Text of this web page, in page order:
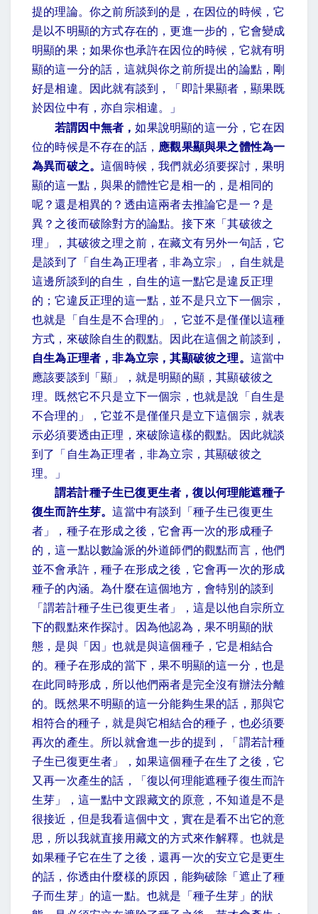
提的理論。你之前所談到的是，在因位的時候，它
是以不明顯的方式存在的，更進一步的，它會變成
明顯的果；如果你也承許在因位的時候，它就有明
顯的這一分的話，這就與你之前所提出的論點，剛
好是相違。因此就有談到，「即計果顯者，顯果既
於因位中有，亦自宗相違。」
若謂因中無者，如果說明顯的這一分，它在因
位的時候是不存在的話， 應觀果顯與果之體性為一
為異而破之。這個時候，我們就必須要探討，果明
顯的這一點，與果的體性它是相一的，是相同的
呢？還是相異的？透由這兩者去推論它是一？是
異？之後而破除對方的論點。接下來「其破彼之
理」，其破彼之理之前，在藏文有另外一句話，它
是談到了「自生為正理者，非為立宗」，自生就是
這邊所談到的自生，自生的這一點它是違反正理
的；它違反正理的這一點，並不是只立下一個宗，
也就是「自生是不合理的」，它並不是僅僅以這種
方式，來破除自生的觀點。因此在這個之前談到，
自生為正理者，非為立宗，其顯破彼之理。 這當中
應該要談到「顯」，就是明顯的顯，其顯破彼之
理。既然它不只是立下一個宗，也就是說「自生是
不合理的」，它並不是僅僅只是立下這個宗，就表
示必須要透由正理，來破除這樣的觀點。因此就談
到了「自生為正理者，非為立宗，其顯破彼之
理。」
謂若計種子生已復更生者，復以何理能遮種子
復生而許生芽。這當中有談到「種子生已復更生
者」，種子在形成之後，它會再一次的形成種子
的，這一點以數論派的外道師們的觀點而言，他們
並不會承許，種子在形成之後，它會再一次的形成
種子的內涵。為什麼在這個地方，會特別的談到
「謂若計種子生已復更生者」，這是以他自宗所立
下的觀點來作探討。因為他認為，果不明顯的狀
態，是與「因」也就是與這個種子，它是相結合
的。種子在形成的當下，果不明顯的這一分，也是
在此同時形成，所以他們兩者是完全沒有辦法分離
的。既然果不明顯的這一分能夠生果的話，那與它
相符合的種子，就是與它相結合的種子，也必須要
再次的產生。所以就會進一步的提到，「謂若計種
子生已復更生者」，如果這個種子在生了之後，它
又再一次產生的話，「復以何理能遮種子復生而許
生芽」，這一點中文跟藏文的原意，不知道是不是
很接近，但是我看這個中文，實在是看不出它的意
思，所以我就直接用藏文的方式來作解釋。也就是
如果種子它在生了之後，還再一次的安立它是更生
的話，你透由什麼樣的原因，能夠破除「遮止了種
子而生芽」的這一點。也就是「種子生芽」的狀